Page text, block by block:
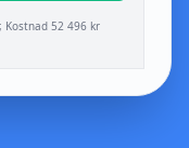
Kostnad 52 496 kr